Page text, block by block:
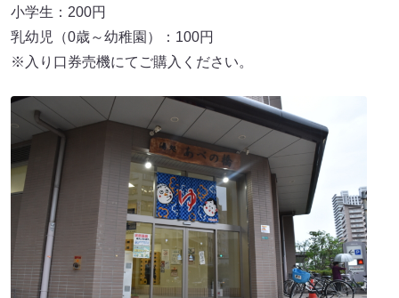
小学生：200円
乳幼児（0歳～幼稚園）：100円
※入り口券売機にてご購入ください。